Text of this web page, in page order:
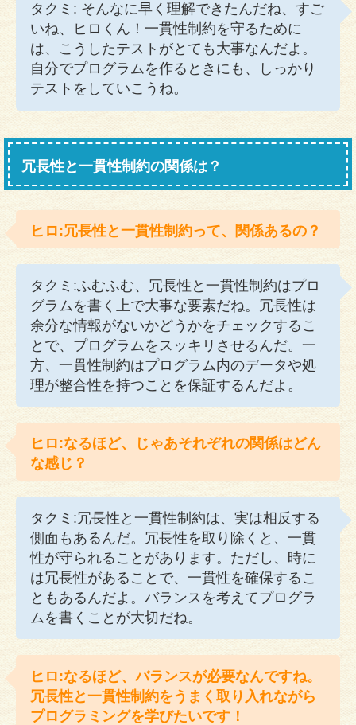
タクミ: そんなに早く理解できたんだね、すご
いね、ヒロくん！一貫性制約を守るために
は、こうしたテストがとても大事なんだよ。
自分でプログラムを作るときにも、しっかり
テストをしていこうね。
冗長性と一貫性制約の関係は？
ヒロ:冗長性と一貫性制約って、関係あるの？
タクミ:ふむふむ、冗長性と一貫性制約はプロ
グラムを書く上で大事な要素だね。冗長性は
余分な情報がないかどうかをチェックするこ
とで、プログラムをスッキリさせるんだ。一
方、一貫性制約はプログラム内のデータや処
理が整合性を持つことを保証するんだよ。
ヒロ:なるほど、じゃあそれぞれの関係はどん
な感じ？
タクミ:冗長性と一貫性制約は、実は相反する
側面もあるんだ。冗長性を取り除くと、一貫
性が守られることがあります。ただし、時に
は冗長性があることで、一貫性を確保するこ
ともあるんだよ。バランスを考えてプログラ
ムを書くことが大切だね。
ヒロ:なるほど、バランスが必要なんですね。
冗長性と一貫性制約をうまく取り入れながら
プログラミングを学びたいです！